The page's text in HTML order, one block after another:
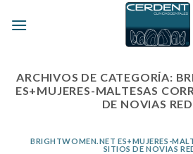
ARCHIVOS DE CATEGORÍA:
ES+MUJERES-MALTESAS
DE NOVIAS
BRIGHTWOMEN.NET ES+MUJERES-
SITIOS DE NOVIAS